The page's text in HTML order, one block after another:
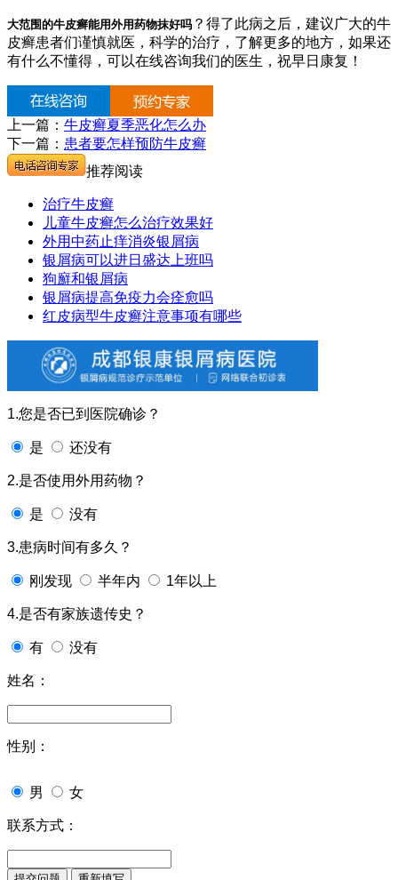
大范围的牛皮癣能用外用药物抹好吗 ？得了此病之后，建议广大的牛
皮癣患者们谨慎就医，科学的治疗，了解更多的地方，如果还
有什么不懂得，可以在线咨询我们的医生，祝早日康复！
上一篇： 牛皮癣夏季恶化怎么办
下一篇： 患者要怎样预防牛皮癣
推荐阅读
治疗牛皮癣
儿童牛皮癣怎么治疗效果好
外用中药止痒消炎银屑病
银屑病可以进日盛达上班吗
狗廯和银屑病
银屑病提高免疫力会痊愈吗
红皮病型牛皮癣注意事项有哪些
1.您是否已到医院确诊？
是 还没有
2.是否使用外用药物？
是 没有
3.患病时间有多久？
刚发现 半年内 1年以上
4.是否有家族遗传史？
有 没有
姓名：
性别：
男 女
联系方式：